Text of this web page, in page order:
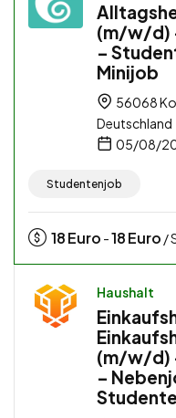
(m/w/d)
–
Minijob
56068
Deutschland
05/08/
Studentenjob
18Euro -18Euro /
Haushalt
(m/w/d)
–